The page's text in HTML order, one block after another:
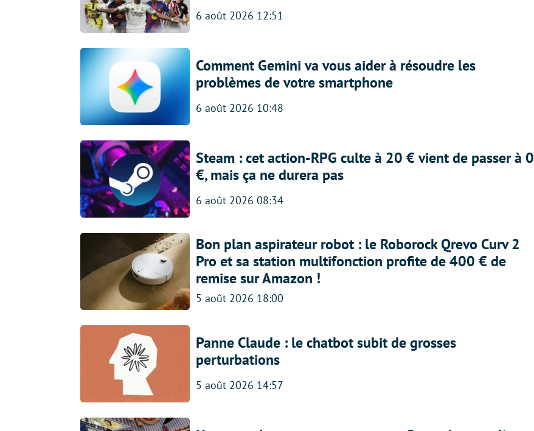
6 août 2026 12:51
Comment Gemini va vous aider à résoudre les
problèmes de votre smartphone
6 août 2026 10:48
Steam : cet action-RPG culte à 20 € vient de passer à 0
€, mais ça ne durera pas
6 août 2026 08:34
Bon plan aspirateur robot : le Roborock Qrevo Curv 2
Pro et sa station multifonction profite de 400 € de
remise sur Amazon !
5 août 2026 18:00
Panne Claude : le chatbot subit de grosses
perturbations
5 août 2026 14:57